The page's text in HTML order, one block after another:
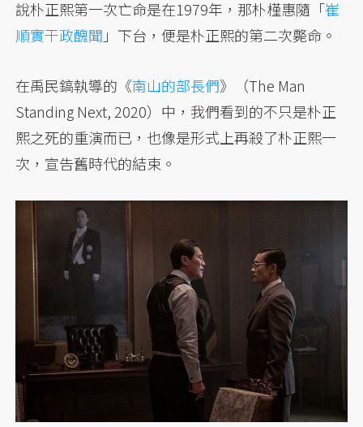
說朴正熙第一次亡命是在1979年，那朴槿惠隨「崔
順實干政醜聞 」下台，便是朴正熙的第二次斃命。
在禹民鎬執導的《南山的部長們》（The Man
Standing Next, 2020）中，我們看到的不只是朴正
熙之死的重演而已，也像是形式上再殺了朴正熙一
次，宣告舊時代的結束。